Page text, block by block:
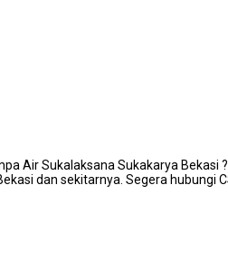
Air Sukalaksana Sukakarya Bekasi
dаn sekitarnya. Sеgеrа hubungi